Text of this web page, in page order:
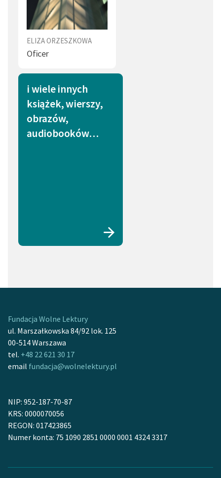
ELIZA ORZESZKOWA
Oficer
i wiele innych
książek, wierszy,
obrazów,
audiobooków…
Fundacja Wolne Lektury
ul. Marszałkowska 84/92 lok. 125
00-514 Warszawa
tel. +48 22 621 30 17
email fundacja@wolnelektury.pl
NIP: 952-187-70-87
KRS: 0000070056
REGON: 017423865
Numer konta: 75 1090 2851 0000 0001 4324 3317